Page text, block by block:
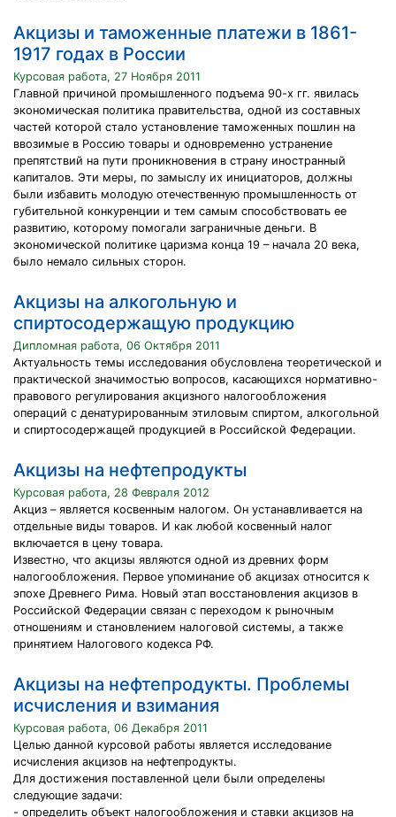
Акцизы и таможенные платежи в 1861-
1917 годах в России
Курсовая работа, 27 Ноября 2011
Главной причиной промышленного подъема 90-х гг. явилась
экономическая политика правительства, одной из составных
частей которой стало установление таможенных пошлин на
ввозимые в Россию товары и одновременно устранение
препятствий на пути проникновения в страну иностранный
капиталов. Эти меры, по замыслу их инициаторов, должны
были избавить молодую отечественную промышленность от
губительной конкуренции и тем самым способствовать ее
развитию, которому помогали заграничные деньги. В
экономической политике царизма конца 19 – начала 20 века,
было немало сильных сторон.
Акцизы на алкогольную и
спиртосодержащую продукцию
Дипломная работа, 06 Октября 2011
Актуальность темы исследования обусловлена теоретической и
практической значимостью вопросов, касающихся нормативно-
правового регулирования акцизного налогообложения
операций с денатурированным этиловым спиртом, алкогольной
и спиртосодержащей продукцией в Российской Федерации.
Акцизы на нефтепродукты
Курсовая работа, 28 Февраля 2012
Акциз – является косвенным налогом. Он устанавливается на
отдельные виды товаров. И как любой косвенный налог
включается в цену товара.
Известно, что акцизы являются одной из древних форм
налогообложения. Первое упоминание об акцизах относится к
эпохе Древнего Рима. Новый этап восстановления акцизов в
Российской Федерации связан с переходом к рыночным
отношениям и становлением налоговой системы, а также
принятием Налогового кодекса РФ.
Акцизы на нефтепродукты. Проблемы
исчисления и взимания
Курсовая работа, 06 Декабря 2011
Целью данной курсовой работы является исследование
исчисления акцизов на нефтепродукты.
Для достижения поставленной цели были определены
следующие задачи:
- определить объект налогообложения и ставки акцизов на